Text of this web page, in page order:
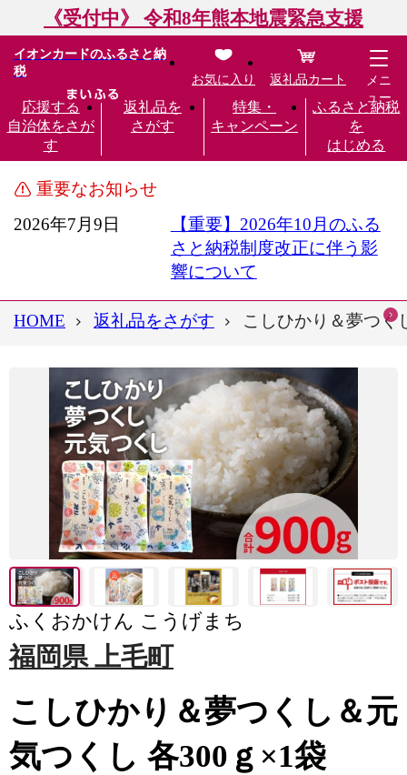
《受付中》 令和8年熊本地震緊急支援
イオンカードのふるさと納
税
応援する
自治体をさが
す
返礼品を
さがす
特集・
キャンペーン
ふるさと納税
を
はじめる
お気に入り 返礼品カート
メニ
ュー
重要なお知らせ
2026年7月9日
【重要】2026年10月のふる
さと納税制度改正に伴う影
響について
HOME 返礼品をさがす こしひかり＆夢つく
ふくおかけん こうげまち
福岡県 上毛町
こしひかり＆夢つくし＆元
気つくし 各300ｇ×1袋